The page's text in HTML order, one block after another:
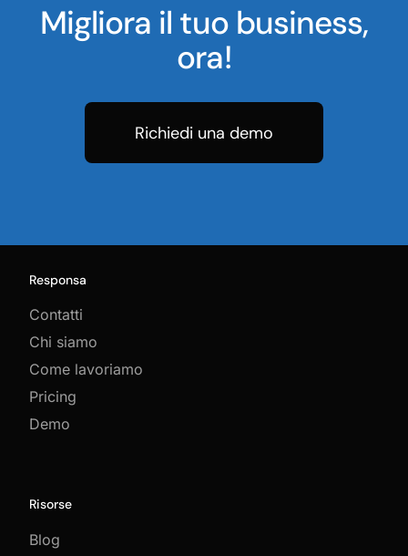
Migliora il tuo business,
ora!
Richiedi una demo
Responsa
Contatti
Chi siamo
Come lavoriamo
Pricing
Demo
Risorse
Blog